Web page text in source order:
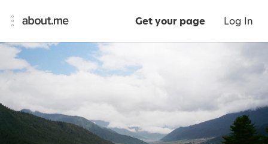
Get your page Log In